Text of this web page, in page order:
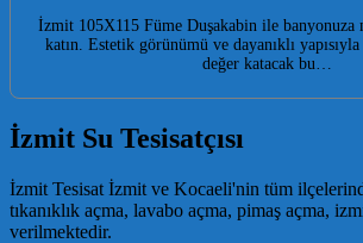
İzmit 105X115 Füme Duşakabin ile banyonuza
katın. Estetik görünümü ve dayanıklı yapısıyla
değer katacak bu…
İzmit Su Tesisatçısı
İzmit Tesisat İzmit ve Kocaeli'nin tüm
tıkanıklık açma, lavabo açma, pimaş açma,
verilmektedir.